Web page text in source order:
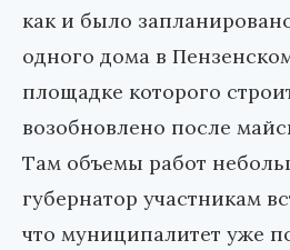
как и было
одного дома в
площадке которого
возобновлено после
Там объемы работ
губернатор участникам
что муниципалитет уже